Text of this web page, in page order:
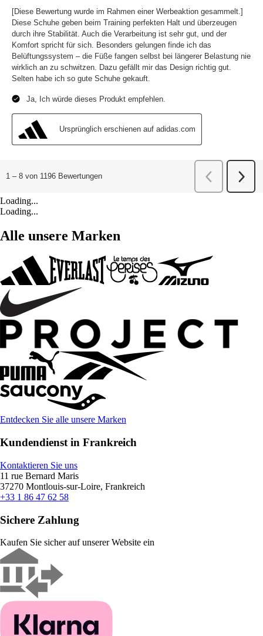
Loading...
Loading...
Alle unsere Marken
Entdecken Sie alle unsere Marken
Kundendienst in Frankreich
Kontaktieren Sie uns
11 rue Bernard Maris
37270 Montlouis-sur-Loire, Frankreich
+33 1 86 47 62 58
Sichere Zahlung
Kaufen Sie sicher auf unserer Website ein